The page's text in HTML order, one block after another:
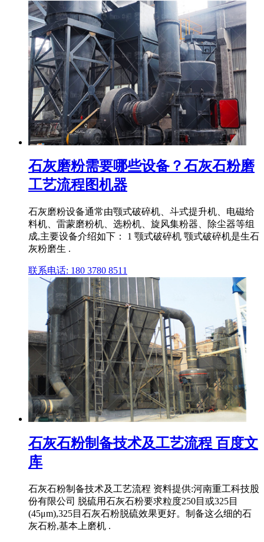
石灰磨粉需要哪些设备？石灰石粉磨
工艺流程图机器
石灰磨粉设备通常由颚式破碎机、斗式提升机、电磁给
料机、雷蒙磨粉机、选粉机、旋风集粉器、除尘器等组
成,主要设备介绍如下： 1 颚式破碎机 颚式破碎机是生石
灰粉磨生 .
联系电话: 180 3780 8511
石灰石粉制备技术及工艺流程 百度文
库
石灰石粉制备技术及工艺流程 资料提供:河南重工科技股
份有限公司 脱硫用石灰石粉要求粒度250目或325目
(45μm),325目石灰石粉脱硫效果更好。制备这么细的石
灰石粉,基本上磨机 .